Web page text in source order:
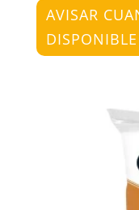
AVISAR
DISPONIBLE